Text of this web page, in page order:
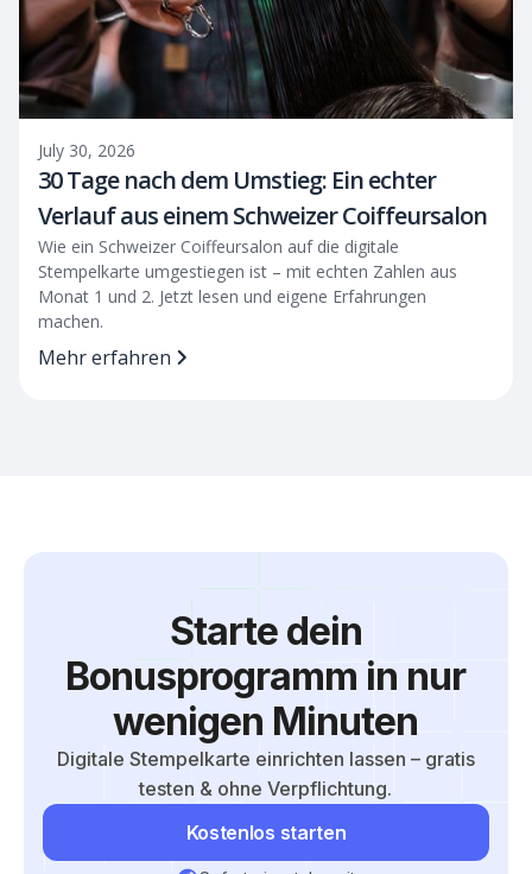
July 30, 2026
30 Tage nach dem Umstieg: Ein echter
Verlauf aus einem Schweizer Coiffeursalon
Wie ein Schweizer Coiffeursalon auf die digitale
Stempelkarte umgestiegen ist – mit echten Zahlen aus
Monat 1 und 2. Jetzt lesen und eigene Erfahrungen
machen.
Mehr erfahren
Starte dein
Bonusprogramm in nur
wenigen Minuten
Digitale Stempelkarte einrichten lassen – gratis
testen & ohne Verpflichtung.
Kostenlos starten